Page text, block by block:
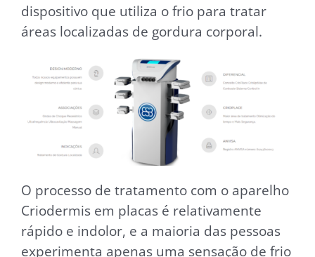
dispositivo que utiliza o frio para tratar
áreas localizadas de gordura corporal.
O processo de tratamento com o aparelho
Criodermis em placas é relativamente
rápido e indolor, e a maioria das pessoas
experimenta apenas uma sensação de frio